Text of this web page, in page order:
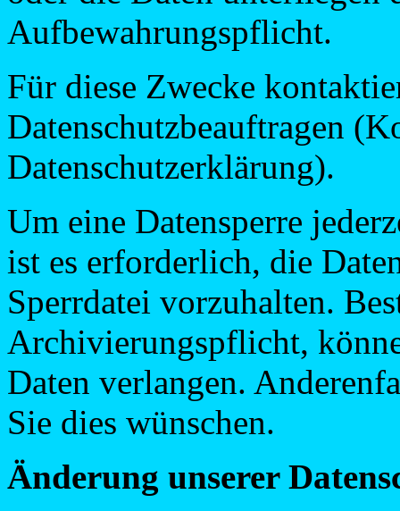
Aufbewahrungspflicht.
Für diese Zwecke
Datenschutzbeauftragen
Datenschutzerklärung).
Um eine Datensperre
ist es erforderlich, die
Sperrdatei vorzuhalten.
Archivierungspflicht,
Daten verlangen.
Sie dies wünschen.
Änderung unserer